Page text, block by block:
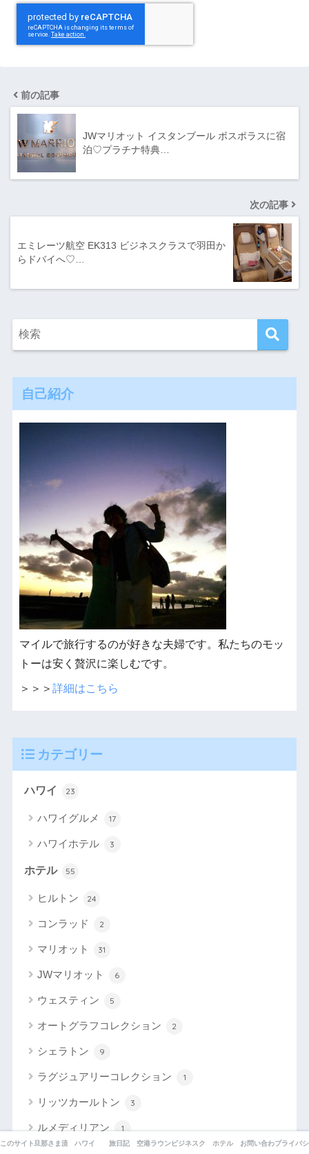
前の記事
JWマリオット イスタンブール ボスポラスに宿
泊♡プラチナ特典…
次の記事
エミレーツ航空 EK313 ビジネスクラスで羽田か
らドバイへ♡…
自己紹介
マイルで旅行するのが好きな夫婦です。私たちのモッ
トーは安く贅沢に楽しむです。
＞＞＞ 詳細はこちら
カテゴリー
ハワイ 23
ハワイグルメ 17
ハワイホテル 3
ホテル 55
ヒルトン 24
コンラッド 2
マリオット 31
JWマリオット 6
ウェスティン 5
オートグラフコレクション 2
シェラトン 9
ラグジュアリーコレクション 1
リッツカールトン 3
ルメディリアン 1
このサイトについて旦那さま流！ANAマイルの貯め方
ハワイ 旅日記 空港ラウンジビジネスクラスホテル お問い合わせプライバ